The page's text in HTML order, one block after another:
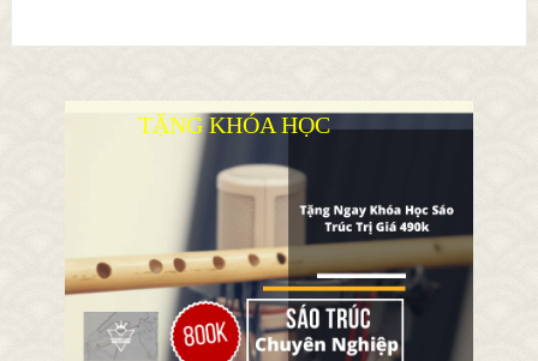
TẶNG KHÓA HỌC